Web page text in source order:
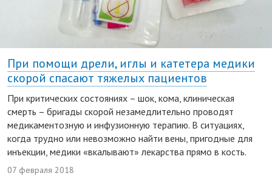
При помощи дрели, иглы и катетера медики
скорой спасают тяжелых пациентов
При критических состояниях – шок, кома, клиническая
смерть – бригады скорой незамедлительно проводят
медикаментозную и инфузионную терапию. В ситуациях,
когда трудно или невозможно найти вены, пригодные для
инъекции, медики «вкалывают» лекарства прямо в кость.
07 февраля 2018